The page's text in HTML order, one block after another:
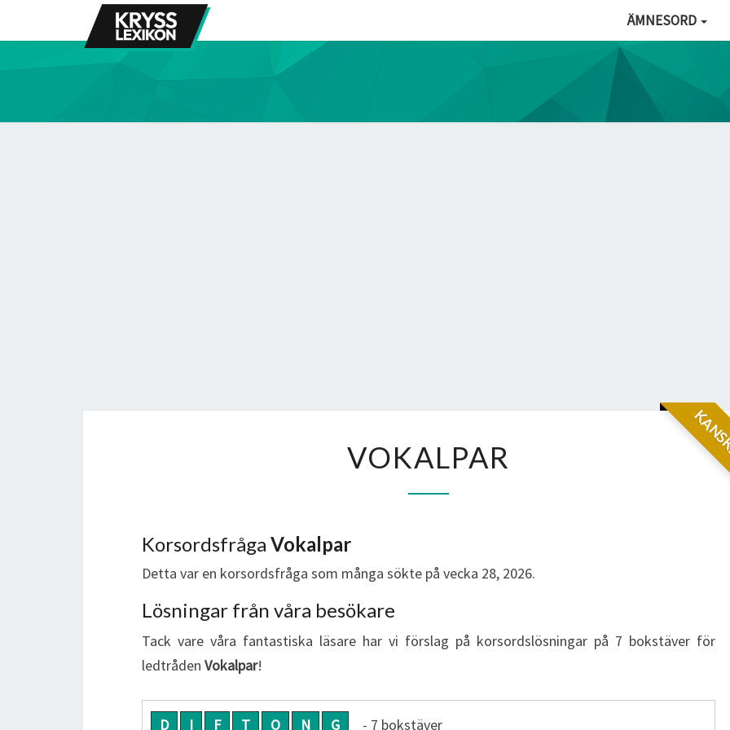
ÄMNESORD
VOKALPAR
Korsordsfråga Vokalpar
Detta var en korsordsfråga som många sökte på vecka 28, 2026.
Lösningar från våra besökare
Tack vare våra fantastiska läsare har vi förslag på korsordslösningar på 7 bokstäver för
ledtråden Vokalpar!
D I F T O N G
- 7 bokstäver